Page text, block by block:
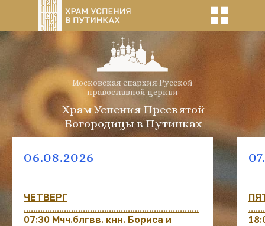
Храм Успения Пресвятой
Богородицы в Путинках
Московская епархия Русской
православной церкви
06.08.2026
ЧЕТВЕРГ
..........................................................................
07:30 Мчч.блгвв. кнн. Бориса и